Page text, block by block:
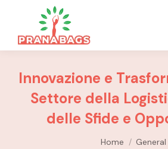
Innovazione e
Settore della
delle Sfide e
Home
General